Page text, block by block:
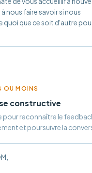
nous faire savoir si nous
quoi que ce soit d'autre
OU MOINS
constructive
pour reconnaître le
et poursuivre la